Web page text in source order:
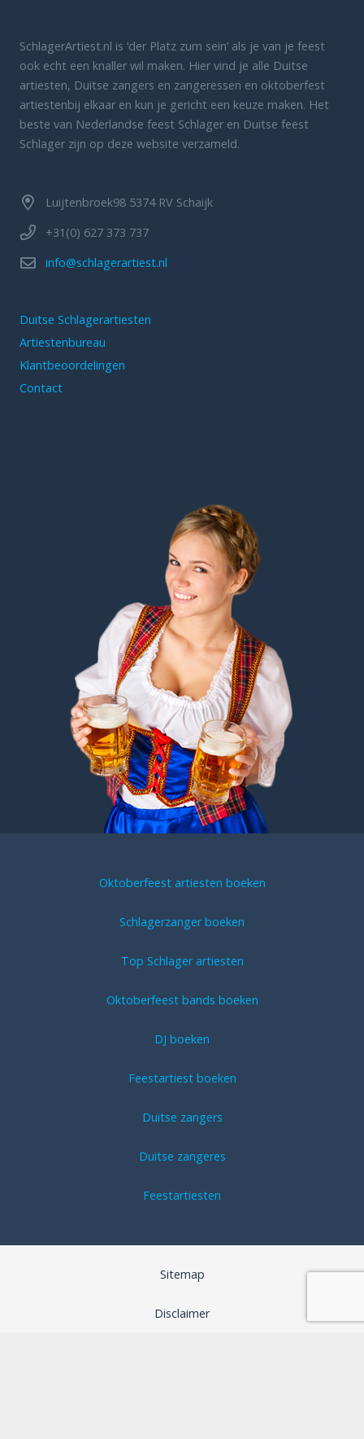
SchlagerArtiest.nl is ‘der Platz zum sein’ als je van je feest
ook echt een knaller wil maken. Hier vind je alle Duitse
artiesten, Duitse zangers en zangeressen en oktoberfest
artiestenbij elkaar en kun je gericht een keuze maken. Het
beste van Nederlandse feest Schlager en Duitse feest
Schlager zijn op deze website verzameld.
Luijtenbroek98 5374 RV Schaijk
+31(0) 627 373 737
info@schlagerartiest.nl
Duitse Schlagerartiesten
Artiestenbureau
Klantbeoordelingen
Contact
Oktoberfeest artiesten boeken
Schlagerzanger boeken
Top Schlager artiesten
Oktoberfeest bands boeken
DJ boeken
Feestartiest boeken
Duitse zangers
Duitse zangeres
Feestartiesten
Sitemap
Disclaimer